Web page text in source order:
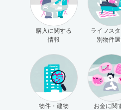
購入に関する
情報
ライフス
別物件
物件・建物
お金に関